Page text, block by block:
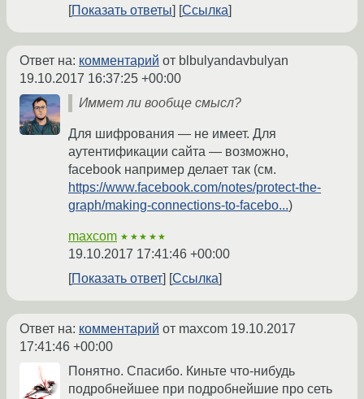
Показать ответы Ссылка
Ответ на: комментарий от blbulyandavbulyan
19.10.2017 16:37:25 +00:00
Иммет ли вообще смысл?
Для шифрования — не имеет. Для
аутентификации сайта — возможно,
facebook например делает так (см.
https://www.facebook.com/notes/protect-the-
graph/making-connections-to-facebo...)
maxcom ★★★★★
19.10.2017 17:41:46 +00:00
Показать ответ
Ссылка
Ответ на: комментарий от maxcom 19.10.2017
17:41:46 +00:00
Понятно. Спасибо. Киньте что-нибудь
подробнейшее при подробнейшие про сеть